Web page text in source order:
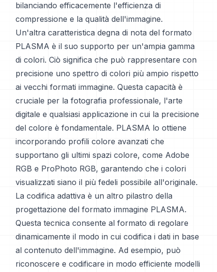
bilanciando efficacemente l'efficienza di
compressione e la qualità dell'immagine.
Un'altra caratteristica degna di nota del formato
PLASMA è il suo supporto per un'ampia gamma
di colori. Ciò significa che può rappresentare con
precisione uno spettro di colori più ampio rispetto
ai vecchi formati immagine. Questa capacità è
cruciale per la fotografia professionale, l'arte
digitale e qualsiasi applicazione in cui la precisione
del colore è fondamentale. PLASMA lo ottiene
incorporando profili colore avanzati che
supportano gli ultimi spazi colore, come Adobe
RGB e ProPhoto RGB, garantendo che i colori
visualizzati siano il più fedeli possibile all'originale.
La codifica adattiva è un altro pilastro della
progettazione del formato immagine PLASMA.
Questa tecnica consente al formato di regolare
dinamicamente il modo in cui codifica i dati in base
al contenuto dell'immagine. Ad esempio, può
riconoscere e codificare in modo efficiente modelli